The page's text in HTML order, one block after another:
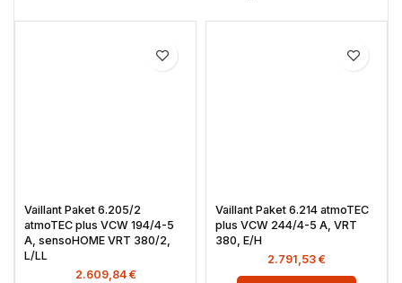
Vaillant Paket 6.205/2
atmoTEC plus VCW 194/4-5
A, sensoHOME VRT 380/2,
L/LL
2.609,84 €
Vaillant Paket 6.214 atmoTEC
plus VCW 244/4-5 A, VRT
380, E/H
2.791,53 €